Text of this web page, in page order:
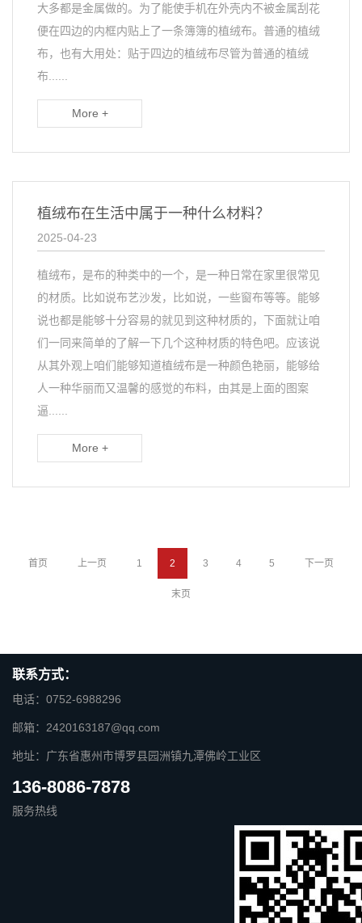
大多都是金属做的。为了能使手机在外壳内不被金属刮花
便在四边的内框内贴上了一条簿簿的植绒布。普通的植绒
布，也有大用处：贴于四边的植绒布尽管为普通的植绒
布......
More +
植绒布在生活中属于一种什么材料？
2025-04-23
植绒布，是布的种类中的一个，是一种日常在家里很常见
的材质。比如说布艺沙发，比如说，一些窗布等等。能够
说也都是能够十分容易的就见到这种材质的，下面就让咱
们一同来简单的了解一下几个这种材质的特色吧。应该说
从其外观上咱们能够知道植绒布是一种颜色艳丽，能够给
人一种华丽而又温馨的感觉的布料，由其是上面的图案
逼......
More +
首页 上一页 1 2 3 4 5 下一页
末页
联系方式：
电话：0752-6988296
邮箱：2420163187@qq.com
地址：广东省惠州市博罗县园洲镇九潭佛岭工业区
136-8086-7878
服务热线